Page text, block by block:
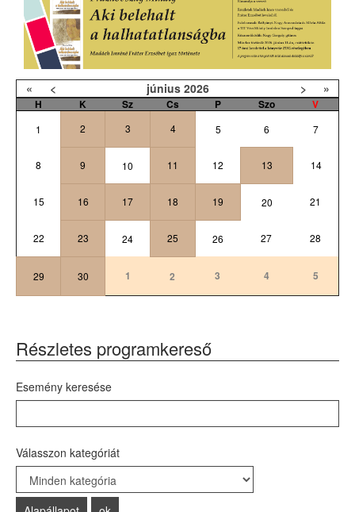
« < június 2026 > »
H K Sz Cs P Szo V
1 2 3 4 5 6 7
8 9 10 11 12 13 14
15 16 17 18 19 20 21
22 23 24 25 26 27 28
29 30 1 2 3 4 5
Részletes programkereső
Esemény keresése
Válasszon kategóriát
Select a Category to filter list